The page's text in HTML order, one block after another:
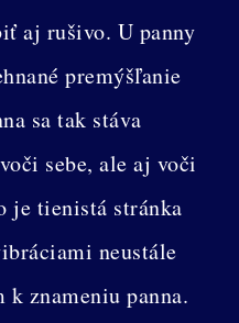
aj rušivo. U panny
premýšľanie
sa tak stáva
sebe, ale aj voči
je tienistá stránka
neustále
znameniu panna.